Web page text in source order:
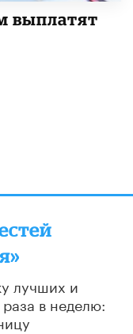
выплатят
лучших и
раза в неделю: